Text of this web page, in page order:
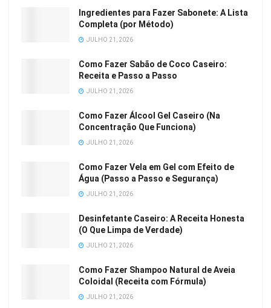
Ingredientes para Fazer Sabonete: A Lista
Completa (por Método)
JULHO 21, 2026
Como Fazer Sabão de Coco Caseiro:
Receita e Passo a Passo
JULHO 21, 2026
Como Fazer Álcool Gel Caseiro (Na
Concentração Que Funciona)
JULHO 21, 2026
Como Fazer Vela em Gel com Efeito de
Água (Passo a Passo e Segurança)
JULHO 21, 2026
Desinfetante Caseiro: A Receita Honesta
(O Que Limpa de Verdade)
JULHO 21, 2026
Como Fazer Shampoo Natural de Aveia
Coloidal (Receita com Fórmula)
JULHO 21, 2026